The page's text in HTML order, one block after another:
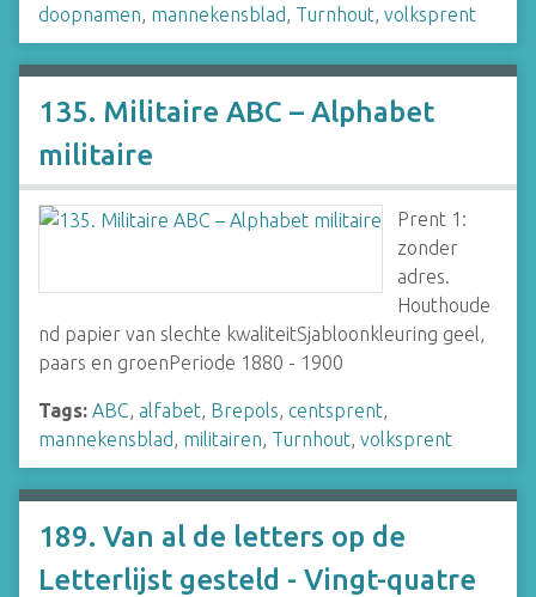
doopnamen, mannekensblad, Turnhout, volksprent
135. Militaire ABC – Alphabet
militaire
Prent 1:
zonder
adres.
Houthoude
nd papier van slechte kwaliteitSjabloonkleuring geel,
paars en groenPeriode 1880 - 1900
Tags: ABC, alfabet, Brepols, centsprent,
mannekensblad, militairen, Turnhout, volksprent
189. Van al de letters op de
Letterlijst gesteld - Vingt-quatre